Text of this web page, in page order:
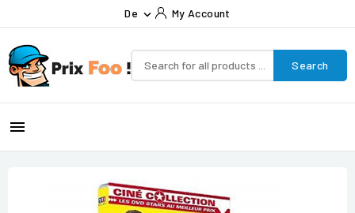
De  My Account
Search
